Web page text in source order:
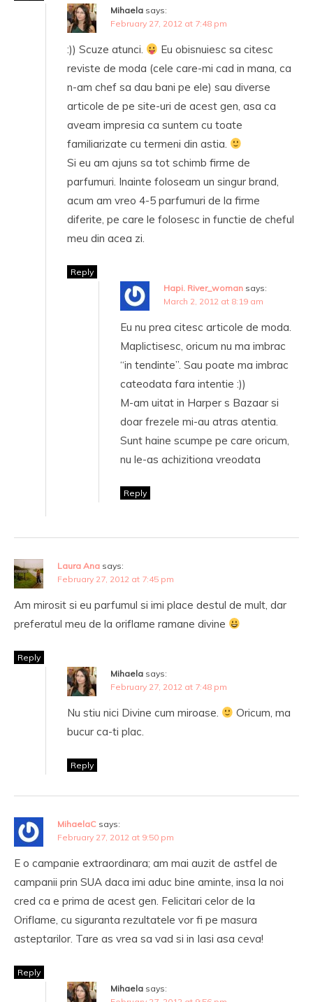
Mihaela says:
February 27, 2012 at 7:48 pm
:)) Scuze atunci.
Eu obisnuiesc sa citesc
reviste de moda (cele care-mi cad in mana, ca
n-am chef sa dau bani pe ele) sau diverse
articole de pe site-uri de acest gen, asa ca
aveam impresia ca suntem cu toate
familiarizate cu termeni din astia.
Si eu am ajuns sa tot schimb firme de
parfumuri. Inainte foloseam un singur brand,
acum am vreo 4-5 parfumuri de la firme
diferite, pe care le folosesc in functie de cheful
meu din acea zi.
Reply
Hapi. River_woman says:
March 2, 2012 at 8:19 am
Eu nu prea citesc articole de moda.
Maplictisesc, oricum nu ma imbrac
“in tendinte”. Sau poate ma imbrac
cateodata fara intentie :))
M-am uitat in Harper s Bazaar si
doar frezele mi-au atras atentia.
Sunt haine scumpe pe care oricum,
nu le-as achizitiona vreodata
Reply
Laura Ana says:
February 27, 2012 at 7:45 pm
Am mirosit si eu parfumul si imi place destul de mult, dar
preferatul meu de la oriflame ramane divine
Reply
Mihaela says:
February 27, 2012 at 7:48 pm
Nu stiu nici Divine cum miroase.
Oricum, ma
bucur ca-ti plac.
Reply
MihaelaC says:
February 27, 2012 at 9:50 pm
E o campanie extraordinara; am mai auzit de astfel de
campanii prin SUA daca imi aduc bine aminte, insa la noi
cred ca e prima de acest gen. Felicitari celor de la
Oriflame, cu siguranta rezultatele vor fi pe masura
asteptarilor. Tare as vrea sa vad si in Iasi asa ceva!
Reply
Mihaela says: